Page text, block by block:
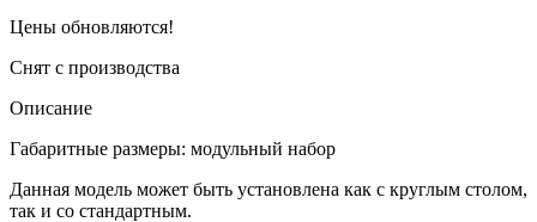
Цены обновляются!
Снят с производства
Описание
Габаритные размеры: модульный набор
Данная модель может быть установлена как с круглым столом,
так и со стандартным.